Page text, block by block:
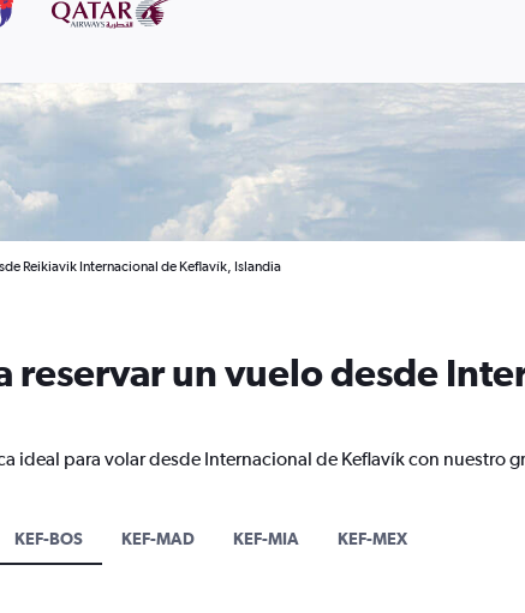
Reikiavik Internacional de Keflavík, Islandia
reservar un vuelo desde
ideal para volar desde Internacional de Keflavík con nuestro
KEF-BOS KEF-MAD KEF-MIA KEF-MEX